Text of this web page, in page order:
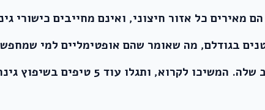
כל אזור חיצוני, ואינם מחייבים כישורי
בגודלם, מה שאומר שהם אופטימליים למי שמחפש
ותגלו עוד 5 טיפים בשיפוץ גינה.